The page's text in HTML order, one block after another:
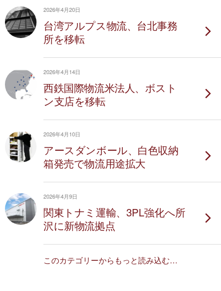
2026年4月20日
台湾アルプス物流、台北事務
所を移転
2026年4月14日
西鉄国際物流米法人、ボスト
ン支店を移転
2026年4月10日
アースダンボール、白色収納
箱発売で物流用途拡大
2026年4月9日
関東トナミ運輸、3PL強化へ所
沢に新物流拠点
このカテゴリーからもっと読み込む…